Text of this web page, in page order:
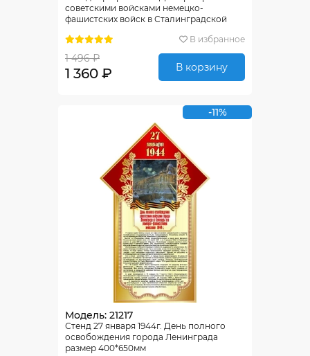
советскими войсками немецко-
фашистских войск в Сталинградской
В избранное
1 496 ₽
1 360 ₽ В корзину
-11%
Модель: 21217
Стенд 27 января 1944г. День полного
освобождения города Ленинграда
размер 400*650мм